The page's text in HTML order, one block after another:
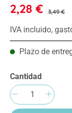
2,28 € 3,49 €
IVA incluido,
Plazo de
Cantidad
Cantidad